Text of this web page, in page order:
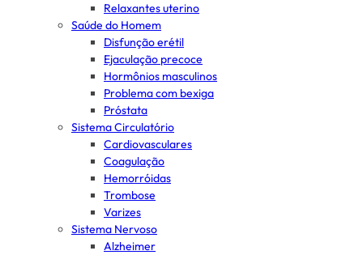
Relaxantes uterino
Saúde do Homem
Disfunção erétil
Ejaculação precoce
Hormônios masculinos
Problema com bexiga
Próstata
Sistema Circulatório
Cardiovasculares
Coagulação
Hemorróidas
Trombose
Varizes
Sistema Nervoso
Alzheimer